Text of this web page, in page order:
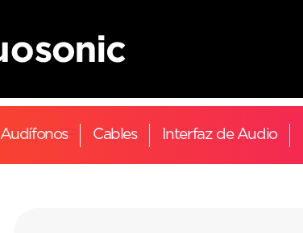
Audífonos Cables Interfaz de Audio